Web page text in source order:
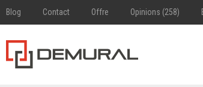
Blog Contact Offre Opinions (258)